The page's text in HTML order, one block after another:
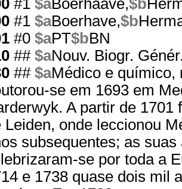
#1 $aBoerhaave,$b
#1 $aBoerhave,$b
#0 $aPT$bBN
## $aNouv. Biogr.
## $aMédico e químico,
se em 1693 em
A partir de
Leiden, onde leccionou
subsequentes; as
se por toda a
e 1738 quase dois mil